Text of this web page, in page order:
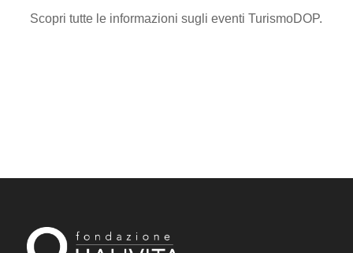
Scopri tutte le informazioni sugli eventi TurismoDOP.